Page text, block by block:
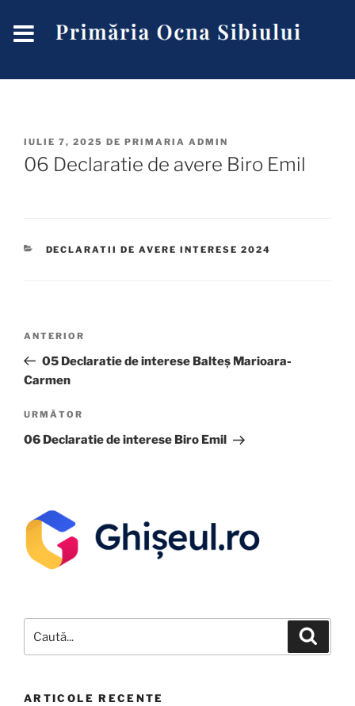
IULIE 7, 2025 DE PRIMARIA ADMIN
06 Declaratie de avere Biro Emil
DECLARATII DE AVERE INTERESE 2024
ANTERIOR
05 Declaratie de interese Balteș Marioara-
Carmen
URMĂTOR
06 Declaratie de interese Biro Emil
ARTICOLE RECENTE